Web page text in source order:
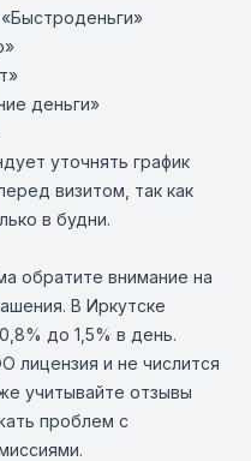
деньги»
уточнять график
визитом, так как
в будни.
обратите внимание на
В Иркутске
до 1,5% в день.
лицензия и не числится
учитывайте отзывы
проблем с